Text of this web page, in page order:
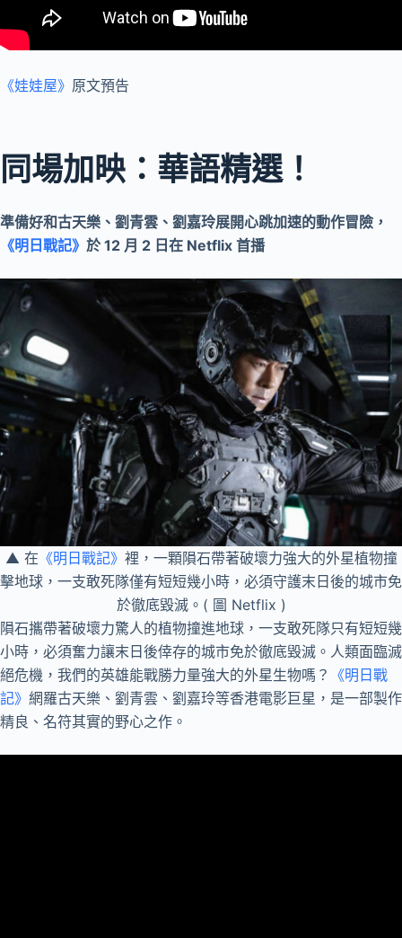
《娃娃屋》 原文預告
同場加映：華語精選！
準備好和古天樂、劉青雲、劉嘉玲展開心跳加速的動作冒險，
《明日戰記》 於 12 月 2 日在 Netflix 首播
▲ 在 《明日戰記》 裡，一顆隕石帶著破壞力強大的外星植物撞
擊地球，一支敢死隊僅有短短幾小時，必須守護末日後的城市免
於徹底毀滅。( 圖 Netflix )
隕石攜帶著破壞力驚人的植物撞進地球，一支敢死隊只有短短幾
小時，必須奮力讓末日後倖存的城市免於徹底毀滅。人類面臨滅
絕危機，我們的英雄能戰勝力量強大的外星生物嗎？ 《明日戰
記》 網羅古天樂、劉青雲、劉嘉玲等香港電影巨星，是一部製作
精良、名符其實的野心之作。